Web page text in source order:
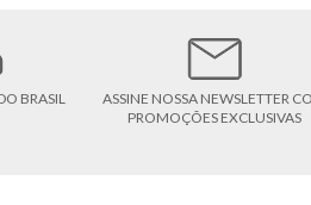
BRASIL
ASSINE NOSSA NEWSLETTER
PROMOÇÕES EXCLUSIVAS